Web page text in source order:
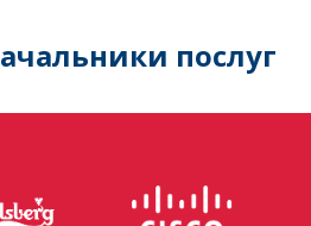
послуг